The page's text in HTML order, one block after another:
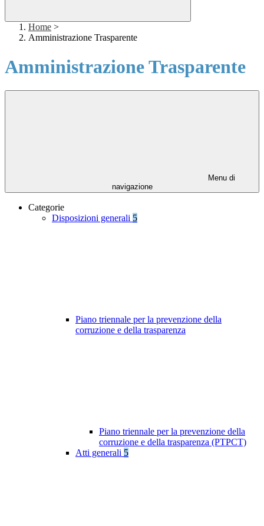
Home >
Amministrazione Trasparente
Amministrazione Trasparente
Menu di
navigazione
Categorie
Disposizioni generali 5
Piano triennale per la prevenzione della
corruzione e della trasparenza
Piano triennale per la prevenzione della
corruzione e della trasparenza (PTPCT)
Atti generali 5